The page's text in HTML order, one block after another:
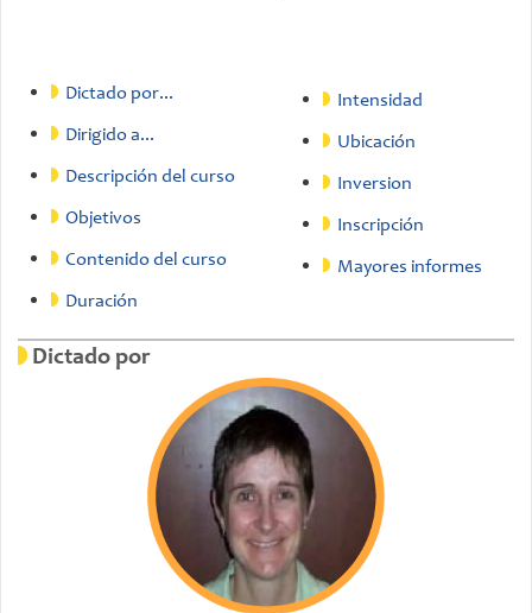
Dictado por...
Dirigido a...
Descripción del curso
Objetivos
Contenido del curso
Duración
Intensidad
Ubicación
Inversion
Inscripción
Mayores informes
Dictado por